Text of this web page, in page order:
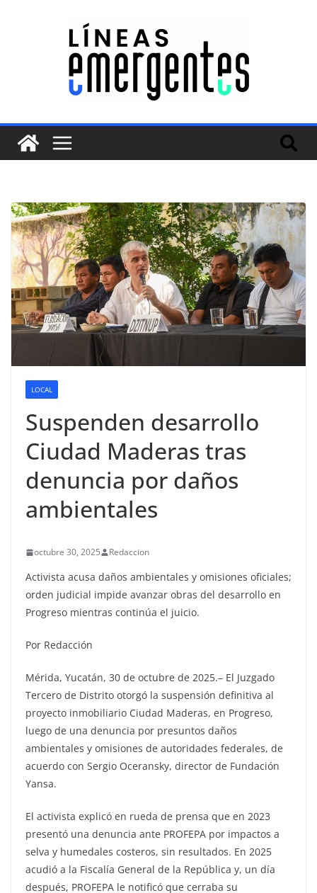
LOCAL
Suspenden desarrollo
Ciudad Maderas tras
denuncia por daños
ambientales
octubre 30, 2025 Redaccion
Activista acusa daños ambientales y omisiones oficiales;
orden judicial impide avanzar obras del desarrollo en
Progreso mientras continúa el juicio.
Por Redacción
Mérida, Yucatán, 30 de octubre de 2025.– El Juzgado
Tercero de Distrito otorgó la suspensión definitiva al
proyecto inmobiliario Ciudad Maderas, en Progreso,
luego de una denuncia por presuntos daños
ambientales y omisiones de autoridades federales, de
acuerdo con Sergio Oceransky, director de Fundación
Yansa.
El activista explicó en rueda de prensa que en 2023
presentó una denuncia ante PROFEPA por impactos a
selva y humedales costeros, sin resultados. En 2025
acudió a la Fiscalía General de la República y, un día
después, PROFEPA le notificó que cerraba su